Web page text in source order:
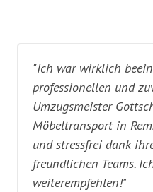
"Ich war wirklich
professionellen und
Umzugsmeister
Möbeltransport in
und stressfrei dank
freundlichen Teams.
weiterempfehlen!"